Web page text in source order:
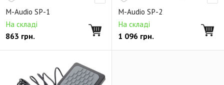
M-Audio SP-1
На складі
863 грн.
M-Audio SP-2
На складі
1 096 грн.